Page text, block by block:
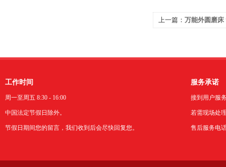
上一篇： 万能外圆磨床
工作时间
周一至周五 8:30 - 16:00
中国法定节假日除外。
节假日期间您的留言，我们收到后会尽快回复您。
服务承诺
接到用户服
若需现场处
售后服务电